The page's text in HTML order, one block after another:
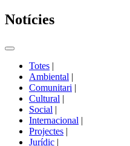
Notícies
Commutador
portals
Totes |
Ambiental |
Comunitari |
Cultural |
Social |
Internacional |
Projectes |
Jurídic |